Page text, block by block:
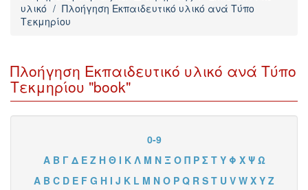
υλικό / Πλοήγηση Εκπαιδευτικό υλικό ανά Τύπο
Τεκμηρίου
Πλοήγηση Εκπαιδευτικό υλικό ανά Τύπο
Τεκμηρίου "book"
0-9
Α Β Γ Δ Ε Ζ Η Θ Ι Κ Λ Μ Ν Ξ Ο Π Ρ Σ Τ Υ Φ Χ Ψ Ω
A B C D E F G H I J K L M N O P Q R S T U V W X Y Z